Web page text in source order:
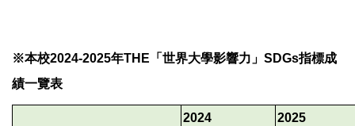
※本校2024-2025年THE「世界大學影響力」SDGs指標成
績一覽表
2024 2025